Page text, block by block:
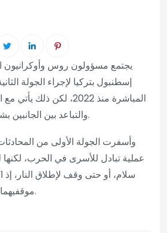
يجتمع مسؤولون روس وأوكرانيون
إسطنبول بتركيا لإجراء الجولة
المباشرة منذ 2022، لكن
والتباعد بين الجانبين بشأن كيفية إنهاء الحرب.
عملية تبادل للأسرى في الحرب،
سلام، أو حتى وقف لإطلاق النار، إذ
موقفيهما التفاوضيين المبدئيين.